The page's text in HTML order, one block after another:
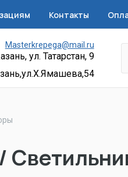
Контакты
Masterkrepega@mail.ru
ул. Татарстан, 9